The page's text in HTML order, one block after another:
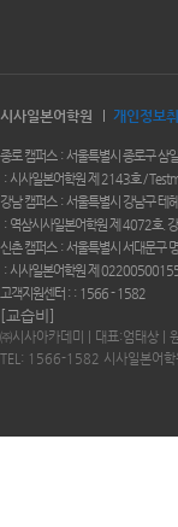
시사일본어학원 개인정보
종로 캠퍼스 서울특별시 종로구 삼
시사일본어학원 제 2143호 /
강남 캠퍼스
서울특별시 강남구 테
역삼시사일본어학원 제 4072호.
신촌 캠퍼스
서울특별시 서대문구
시사일본어학원 제
고객지원센터 :
1566 - 1582
[교습비]
㈜시사아카데미 | 대표:엄태상 |
TEL: 1566-1582 시사일본어학